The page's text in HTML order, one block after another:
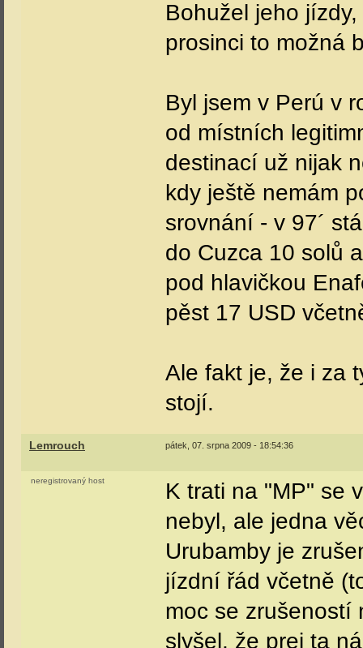
Bohužel jeho
prosinci to možná
Byl jsem v Perú v
od místních
destinací už nijak
kdy ještě nemám
srovnání - v 97´
do Cuzca 10 solů
pod hlavičkou
pěst 17 USD
Ale fakt je, že i za
stojí.
Lemrouch pátek, 07. srpna 2009 - 18:54:36
neregistrovaný host
K trati na "MP" se
nebyl, ale jedna
Urubamby je
jízdní řád včetně
moc se zrušeností
slyšel, že prej ta